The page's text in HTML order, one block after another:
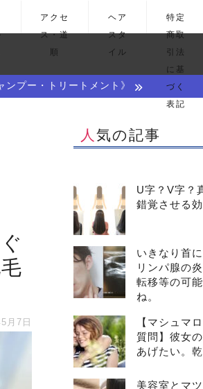
アクセ
ス・道
順
ヘア
スタ
イル
特定
商取
引法
に基
づく
表記
プー・トリートメント》
月7日
人気の記事
U字？V字？
錯覚させる
いきなり首
リンパ腺の
転移等の可
ね。
【マシュマ
質問】彼女
あげたい。
美容室とマ